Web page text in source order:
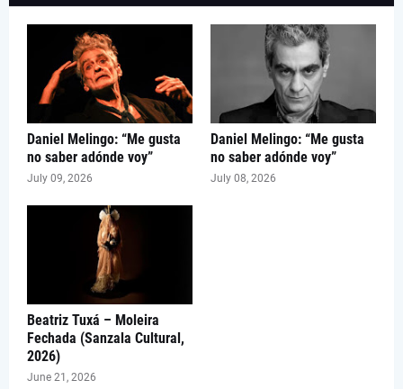
Daniel Melingo: “Me gusta
no saber adónde voy”
July 09, 2026
Daniel Melingo: “Me gusta
no saber adónde voy”
July 08, 2026
Beatriz Tuxá – Moleira
Fechada (Sanzala Cultural,
2026)
June 21, 2026